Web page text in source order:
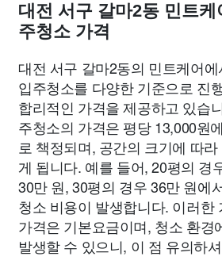
대전 서구 갈마2동 민트케
주청소 가격
대전 서구 갈마2동의 민트케어
입주청소를 다양한 기준으로 진
합리적인 가격을 제공하고 있습
주청소의 가격은 평당 13,000원
로 책정되며, 공간의 크기에 따
게 됩니다. 예를 들어, 20평의 경
30만 원, 30평의 경우 36만 원에
청소 비용이 발생합니다. 이러한
가격은 기본요금이며, 청소 환경
발생할 수 있으니, 이 점 유의하